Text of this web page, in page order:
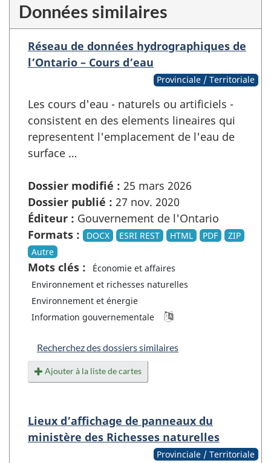
Données similaires
Réseau de données hydrographiques de
l’Ontario – Cours d’eau
Provinciale / Territoriale
Les cours d'eau - naturels ou artificiels -
consistent en des elements lineaires qui
representent l'emplacement de l'eau de
surface …
Dossier modifié : 25 mars 2026
Dossier publié : 27 nov. 2020
Éditeur : Gouvernement de l'Ontario
Formats :
DOCX ESRI REST HTML PDF
ZIP
Autre
Mots clés :
Économie et affaires
Environnement et richesses naturelles
Environnement et énergie
Information gouvernementale
Recherchez des dossiers similaires
Ajouter à la liste de cartes
Lieux d’affichage de panneaux du
ministère des Richesses naturelles
Provinciale / Territoriale